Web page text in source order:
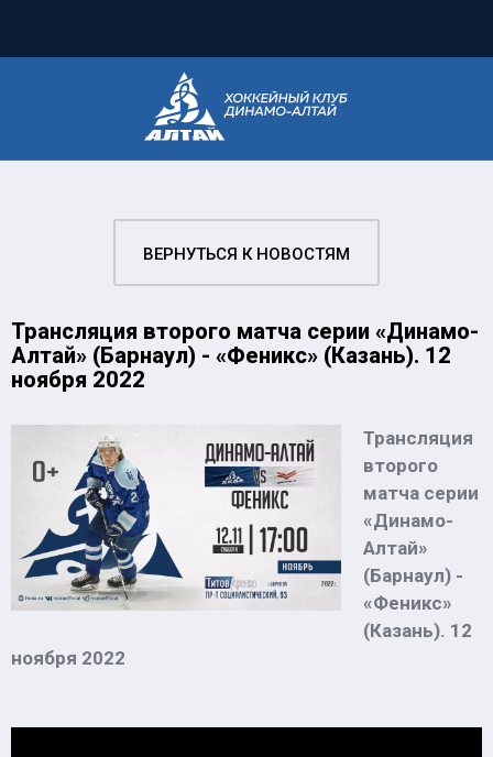
ВЕРНУТЬСЯ К НОВОСТЯМ
Трансляция второго матча серии «Динамо-
Алтай» (Барнаул) - «Феникс» (Казань). 12
ноября 2022
Трансляция
второго
матча серии
«Динамо-
Алтай»
(Барнаул) -
«Феникс»
(Казань). 12
ноября 2022